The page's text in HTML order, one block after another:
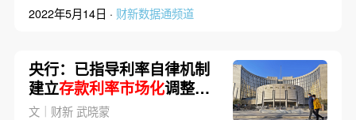
2022年5月14日 · 财新数据通频道
央行：已指导利率自律机制
建立存款利率市场化调整机
制
文｜财新 武晓蒙